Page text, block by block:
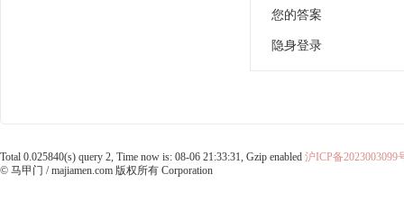
您的答案
隐身登录
Total 0.025840(s) query 2, Time now is: 08-06 21:33:31, Gzip enabled 沪ICP备2023003099
© 马甲门 / majiamen.com 版权所有 Corporation